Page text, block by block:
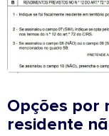
Opções por
residente